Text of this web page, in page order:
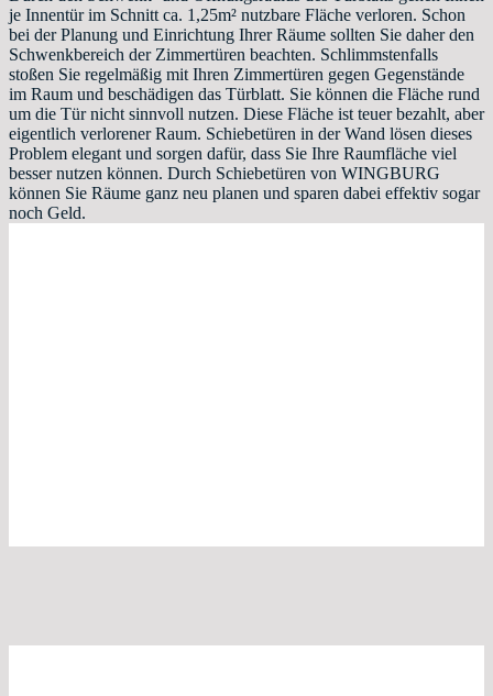
je Innentür im Schnitt ca. 1,25m² nutzbare Fläche verloren. Schon
bei der Planung und Einrichtung Ihrer Räume sollten Sie daher den
Schwenkbereich der Zimmertüren beachten. Schlimmstenfalls
stoßen Sie regelmäßig mit Ihren Zimmertüren gegen Gegenstände
im Raum und beschädigen das Türblatt. Sie können die Fläche rund
um die Tür nicht sinnvoll nutzen. Diese Fläche ist teuer bezahlt, aber
eigentlich verlorener Raum. Schiebetüren in der Wand lösen dieses
Problem elegant und sorgen dafür, dass Sie Ihre Raumfläche viel
besser nutzen können. Durch Schiebetüren von WINGBURG
können Sie Räume ganz neu planen und sparen dabei effektiv sogar
noch Geld.